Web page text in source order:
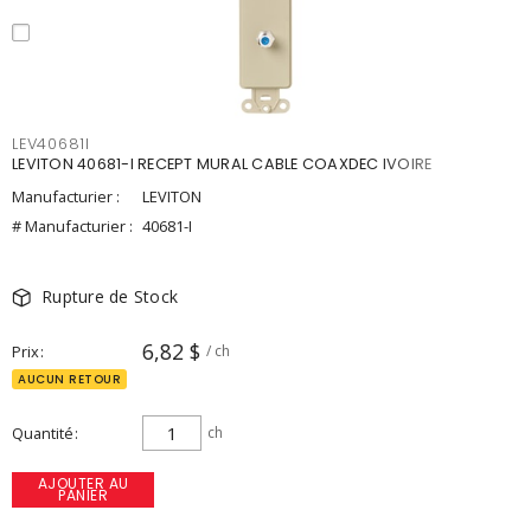
LEV40681I
LEVITON 40681-I RECEPT MURAL CABLE COAXDEC IVOIRE
Manufacturier :
LEVITON
# Manufacturier : 40681-I
Rupture de Stock
Prix 6,82 $ / ch
AUCUN RETOUR
Quantité ch
AJOUTER AU
PANIER